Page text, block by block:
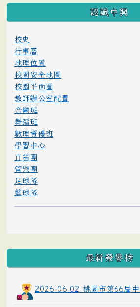
:::
認識中興
校史
行事曆
地理位置
校園安全地圖
校園平面圖
教師辦公室配置
音樂班
舞蹈班
數理資優班
學習中心
直笛團
管樂團
足球隊
籃球隊
最新榮譽榜
2026-06-02 桃園市第66屆中